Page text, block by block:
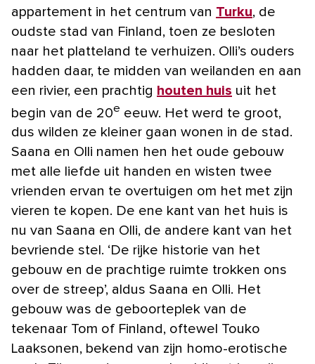
appartement in het centrum van Turku, de
oudste stad van Finland, toen ze besloten
naar het platteland te verhuizen. Olli’s ouders
hadden daar, te midden van weilanden en aan
een rivier, een prachtig houten huis uit het
begin van de 20e eeuw. Het werd te groot,
dus wilden ze kleiner gaan wonen in de stad.
Saana en Olli namen hen het oude gebouw
met alle liefde uit handen en wisten twee
vrienden ervan te overtuigen om het met zijn
vieren te kopen. De ene kant van het huis is
nu van Saana en Olli, de andere kant van het
bevriende stel. ‘De rijke historie van het
gebouw en de prachtige ruimte trokken ons
over de streep’, aldus Saana en Olli. Het
gebouw was de geboorteplek van de
tekenaar Tom of Finland, oftewel Touko
Laaksonen, bekend van zijn homo-erotische